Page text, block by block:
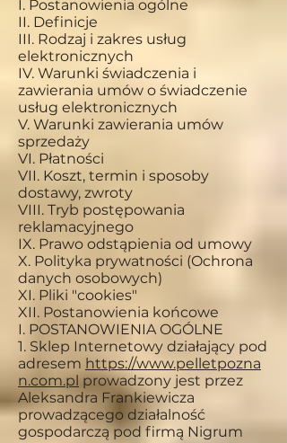
I. Postanowienia ogólne
II. Definicje
III. Rodzaj i zakres usług
elektronicznych
IV. Warunki świadczenia i
zawierania umów o świadczenie
usług elektronicznych
V. Warunki zawierania umów
sprzedaży
VI. Płatności
VII. Koszt, termin i sposoby
dostawy, zwroty
VIII. Tryb postępowania
reklamacyjnego
IX. Prawo odstąpienia od umowy
X. Polityka prywatności (Ochrona
danych osobowych)
XI. Pliki "cookies"
XII. Postanowienia końcowe
I. POSTANOWIENIA OGÓLNE
1. Sklep Internetowy działający pod
adresem https://www.pelletpozna
n.com.pl prowadzony jest przez
Aleksandra Frankiewicza
prowadzącego działalność
gospodarczą pod firmą Nigrum